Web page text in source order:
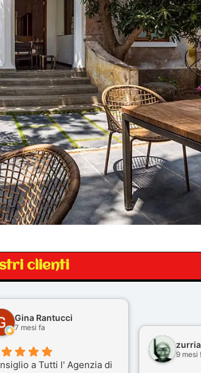
clienti
Gina Rantucci
7 mesi fa
a Tutti l' Agenzia di
9 mesi